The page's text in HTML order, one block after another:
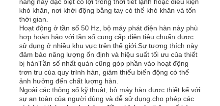
Kiểm soát chất lượng
Liên hệ chúng tôi
Tin tức
Tất cả các trường hợp
khó khăn, nơi khởi động bằng tay có thể khó khăn và tốn
thời gian.
Hoạt động ở tần số 50 Hz, bộ máy phát điện hàn này phù
hợp hoàn hảo với tần số cung cấp điện tiêu chuẩn được
sử dụng ở nhiều khu vực trên thế giới.Sự tương thích này
đảm bảo năng lượng ổn định và hiệu suất tối ưu của thiết
bị hànTần số nhất quán cũng góp phần vào hoạt động
trơn tru của quy trình hàn, giảm thiểu biến động có thể
ảnh hưởng đến chất lượng hàn.
Ngoài các thông số kỹ thuật, bộ máy hàn được thiết kế với
sự an toàn của người dùng và dễ sử dụng.cho phép các